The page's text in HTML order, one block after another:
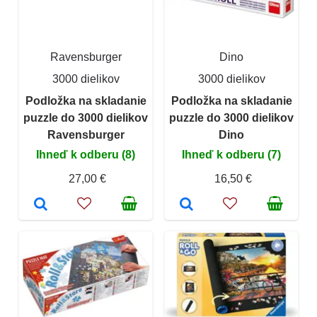
Ravensburger
3000 dielikov
Podložka na skladanie
puzzle do 3000 dielikov
Ravensburger
Ihneď k odberu (8)
27,00 €
Dino
3000 dielikov
Podložka na skladanie
puzzle do 3000 dielikov
Dino
Ihneď k odberu (7)
16,50 €